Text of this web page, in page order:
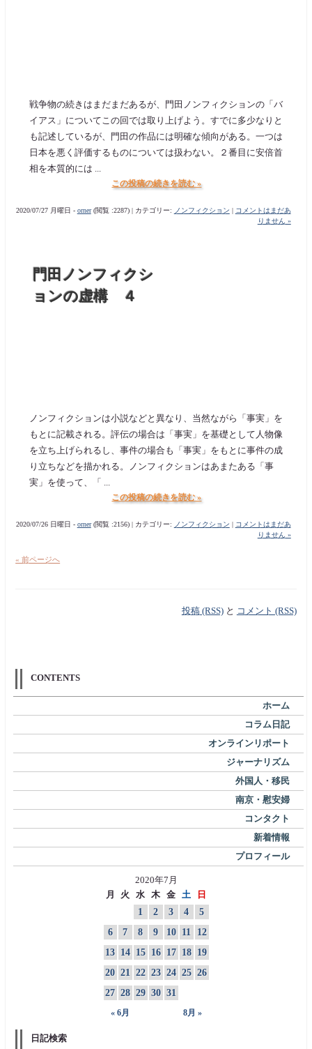
戦争物の続きはまだまだあるが、門田ノンフィクションの「バ
イアス」についてこの回では取り上げよう。すでに多少なりと
も記述しているが、門田の作品には明確な傾向がある。一つは
日本を悪く評価するものについては扱わない。２番目に安倍首
相を本質的には ...
この投稿の続きを読む »
2020/07/27 月曜日 - orner(閲覧 :2287) | カテゴリー: ノンフィクション
コメントはまだあ
りません »
門田ノンフィクシ
ョンの虚構 ４
ノンフィクションは小説などと異なり、当然ながら「事実」を
もとに記載される。評伝の場合は「事実」を基礎として人物像
を立ち上げられるし、事件の場合も「事実」をもとに事件の成
り立ちなどを描かれる。ノンフィクションはあまたある「事
実」を使って、「 ...
この投稿の続きを読む »
2020/07/26 日曜日 - orner(閲覧 :2156) | カテゴリー: ノンフィクション
コメントはまだあ
りません »
« 前ページへ
投稿 (RSS)と コメント (RSS)
CONTENTS
ホーム
コラム日記
オンラインリポート
ジャーナリズム
外国人・移民
南京・慰安婦
コンタクト
新着情報
プロフィール
2020年7月
月
火 水 木 金 土 日
« 6月 8月 »
1 2 3 4
5
6
7 8 9 10 11
12
13 14 15 16 17 18
19
20 21 22 23 24 25 26
27 28 29 30 31
日記検索